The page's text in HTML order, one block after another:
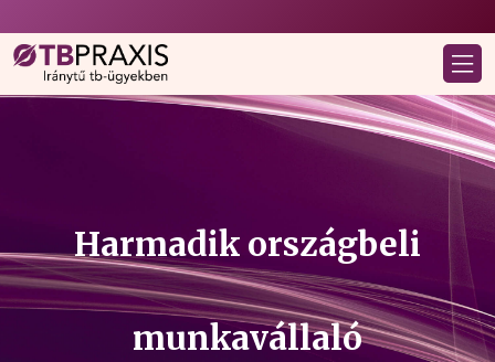
Harmadik országbeli
munkavállaló